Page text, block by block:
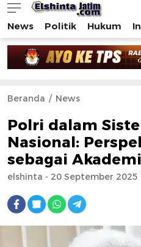
News Politik Hukum
Beranda News
Polri dalam
Nasional:
sebagai
elshinta - 20 September 2025